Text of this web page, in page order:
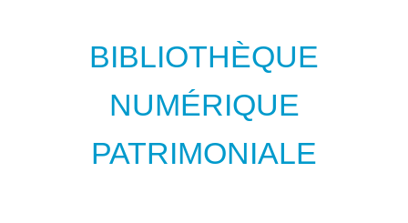
BIBLIOTHÈQUE
NUMÉRIQUE
PATRIMONIALE